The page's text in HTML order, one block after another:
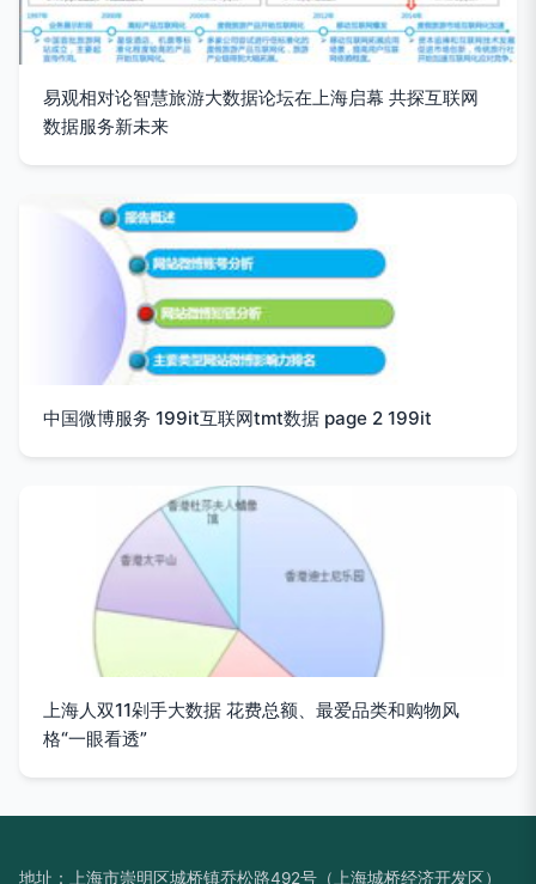
易观相对论智慧旅游大数据论坛在上海启幕 共探互联网
数据服务新未来
中国微博服务 199it互联网tmt数据 page 2 199it
上海人双11剁手大数据 花费总额、最爱品类和购物风
格“一眼看透”
地址：上海市崇明区城桥镇乔松路492号（上海城桥经济开发区）